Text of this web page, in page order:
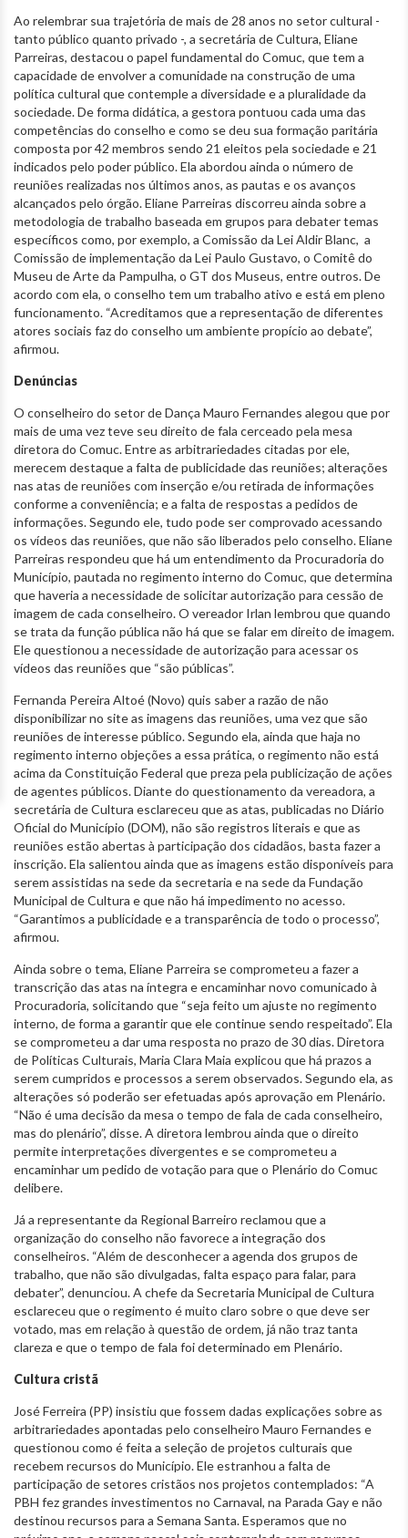
Ao relembrar sua trajetória de mais de 28 anos no setor cultural -
tanto público quanto privado -, a secretária de Cultura, Eliane
Parreiras, destacou o papel fundamental do Comuc, que tem a
capacidade de envolver a comunidade na construção de uma
política cultural que contemple a diversidade e a pluralidade da
sociedade. De forma didática, a gestora pontuou cada uma das
competências do conselho e como se deu sua formação paritária
composta por 42 membros sendo 21 eleitos pela sociedade e 21
indicados pelo poder público. Ela abordou ainda o número de
reuniões realizadas nos últimos anos, as pautas e os avanços
alcançados pelo órgão. Eliane Parreiras discorreu ainda sobre a
metodologia de trabalho baseada em grupos para debater temas
específicos como, por exemplo, a Comissão da Lei Aldir Blanc, a
Comissão de implementação da Lei Paulo Gustavo, o Comitê do
Museu de Arte da Pampulha, o GT dos Museus, entre outros. De
acordo com ela, o conselho tem um trabalho ativo e está em pleno
funcionamento. “Acreditamos que a representação de diferentes
atores sociais faz do conselho um ambiente propício ao debate”,
afirmou.
Denúncias
O conselheiro do setor de Dança Mauro Fernandes alegou que por
mais de uma vez teve seu direito de fala cerceado pela mesa
diretora do Comuc. Entre as arbitrariedades citadas por ele,
merecem destaque a falta de publicidade das reuniões; alterações
nas atas de reuniões com inserção e/ou retirada de informações
conforme a conveniência; e a falta de respostas a pedidos de
informações. Segundo ele, tudo pode ser comprovado acessando
os vídeos das reuniões, que não são liberados pelo conselho. Eliane
Parreiras respondeu que há um entendimento da Procuradoria do
Município, pautada no regimento interno do Comuc, que determina
que haveria a necessidade de solicitar autorização para cessão de
imagem de cada conselheiro. O vereador Irlan lembrou que quando
se trata da função pública não há que se falar em direito de imagem.
Ele questionou a necessidade de autorização para acessar os
vídeos das reuniões que “são públicas”.
Fernanda Pereira Altoé (Novo) quis saber a razão de não
disponibilizar no site as imagens das reuniões, uma vez que são
reuniões de interesse público. Segundo ela, ainda que haja no
regimento interno objeções a essa prática, o regimento não está
acima da Constituição Federal que preza pela publicização de ações
de agentes públicos. Diante do questionamento da vereadora, a
secretária de Cultura esclareceu que as atas, publicadas no Diário
Oficial do Município (DOM), não são registros literais e que as
reuniões estão abertas à participação dos cidadãos, basta fazer a
inscrição. Ela salientou ainda que as imagens estão disponíveis para
serem assistidas na sede da secretaria e na sede da Fundação
Municipal de Cultura e que não há impedimento no acesso.
“Garantimos a publicidade e a transparência de todo o processo”,
afirmou.
Ainda sobre o tema, Eliane Parreira se comprometeu a fazer a
transcrição das atas na íntegra e encaminhar novo comunicado à
Procuradoria, solicitando que “seja feito um ajuste no regimento
interno, de forma a garantir que ele continue sendo respeitado”. Ela
se comprometeu a dar uma resposta no prazo de 30 dias. Diretora
de Políticas Culturais, Maria Clara Maia explicou que há prazos a
serem cumpridos e processos a serem observados. Segundo ela, as
alterações só poderão ser efetuadas após aprovação em Plenário.
“Não é uma decisão da mesa o tempo de fala de cada conselheiro,
mas do plenário”, disse. A diretora lembrou ainda que o direito
permite interpretações divergentes e se comprometeu a
encaminhar um pedido de votação para que o Plenário do Comuc
delibere.
Já a representante da Regional Barreiro reclamou que a
organização do conselho não favorece a integração dos
conselheiros. “Além de desconhecer a agenda dos grupos de
trabalho, que não são divulgadas, falta espaço para falar, para
debater”, denunciou. A chefe da Secretaria Municipal de Cultura
esclareceu que o regimento é muito claro sobre o que deve ser
votado, mas em relação à questão de ordem, já não traz tanta
clareza e que o tempo de fala foi determinado em Plenário.
Cultura cristã
José Ferreira (PP) insistiu que fossem dadas explicações sobre as
arbitrariedades apontadas pelo conselheiro Mauro Fernandes e
questionou como é feita a seleção de projetos culturais que
recebem recursos do Município. Ele estranhou a falta de
participação de setores cristãos nos projetos contemplados: “A
PBH fez grandes investimentos no Carnaval, na Parada Gay e não
destinou recursos para a Semana Santa. Esperamos que no